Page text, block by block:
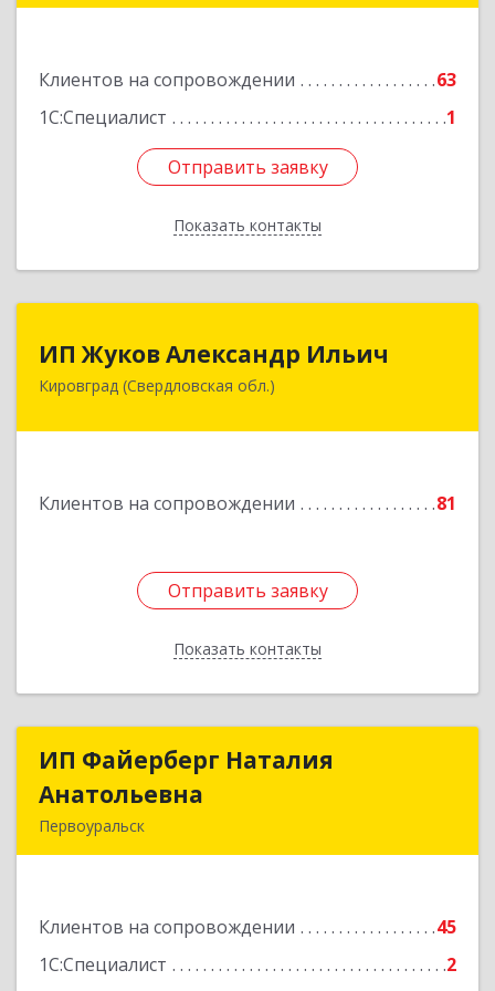
Клиентов на сопровождении
63
1С:Специалист
1
Отправить заявку
Показать контакты
Отправить заявку
Назад
ИП Жуков Александр Ильич
Кировград (Свердловская обл.)
Клиентов на сопровождении 81
Отправить заявку
Показать контакты
624140, Свердловская обл, Кировград г,
Отправить заявку
Назад
ИП Файерберг Наталия
Анатольевна
Первоуральск
Клиентов на сопровождении
45
1С:Специалист
2
ИП Файерберг Наталия
Подробнее